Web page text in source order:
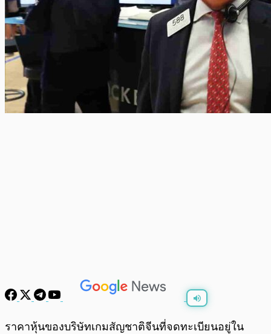
พร้อมเล่น 0:00
ราคาหุ้นของบริษัทเกมสัญชาติจีนที่จดทะเบียนอยู่ใน